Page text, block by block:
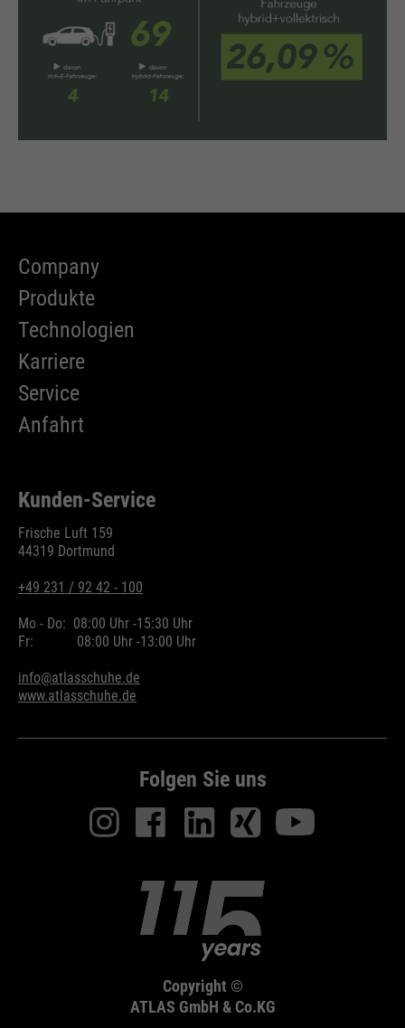
Company
Produkte
Technologien
Karriere
Service
Anfahrt
Kunden-Service
Frische Luft 159
44319 Dortmund
+49 231 / 92 42 - 100
Mo - Do: 08:00 Uhr -15:30 Uhr
Fr:
08:00 Uhr -13:00 Uhr
info@atlasschuhe.de
www.atlasschuhe.de
Folgen Sie uns
Copyright ©
ATLAS GmbH & Co.KG